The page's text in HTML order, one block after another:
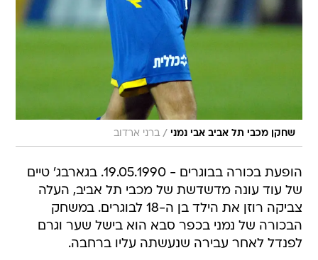
שחקן מכבי תל אביב אבי נמני / ברני ארדוב
הופעת בכורה בבוגרים - 19.05.1990. בגארבג' טיים
של עוד עונה מדשדשת של מכבי תל אביב, העלה
צביקה רוזן את הילד בן ה-18 לבוגרים. במשחק
הבכורה של נמני בכפר סבא הוא בישל שער וגרם
לפנדל לאחר עבירה שנעשתה עליו ברחבה.